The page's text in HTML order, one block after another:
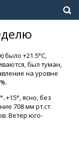
было +21.5°C,
был туман,
на уровне
ясно, без
708 мм рт.ст.
Ветер юго-